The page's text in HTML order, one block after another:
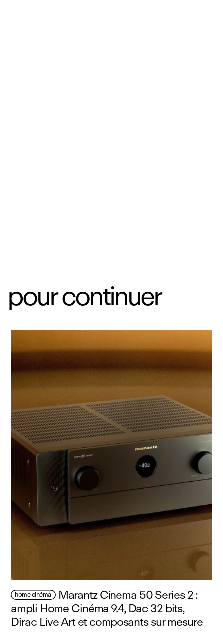
pour continuer
home cinéma Marantz Cinema 50 Series 2 :
ampli Home Cinéma 9.4, Dac 32 bits,
Dirac Live Art et composants sur mesure